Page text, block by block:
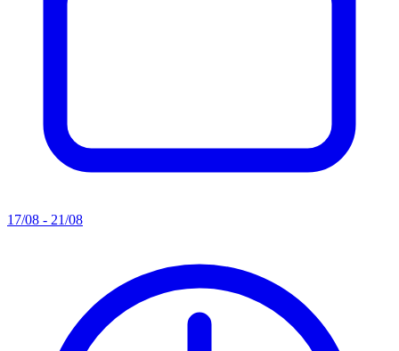
17/08 - 21/08